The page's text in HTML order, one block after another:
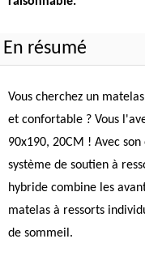
En résumé
Vous cherchez un
et confortable ? Vous
90x190, 20CM ! Avec
système de soutien à
hybride combine les
matelas à ressorts
de sommeil.